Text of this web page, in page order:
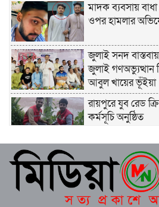
মাদক ব্যবসায়
ওপর হামলার
জুলাই সনদ
জুলাই
আবুল খায়ের ভূঁইয়া
রায়পুরে যুব রেড
কর্মসূচি অনুষ্ঠিত
মোবাইলে বিয়ের
লাখ টাকা
সম্মেলন
রায়পুরে বর্ষায়